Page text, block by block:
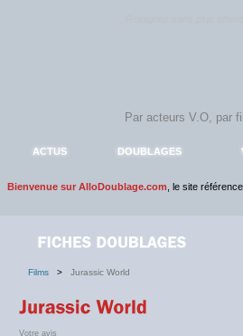
ACTUS DOUBLAGES
Bienvenue sur AlloDoublage.com , le site
Films > Jurassic World
Votre avis